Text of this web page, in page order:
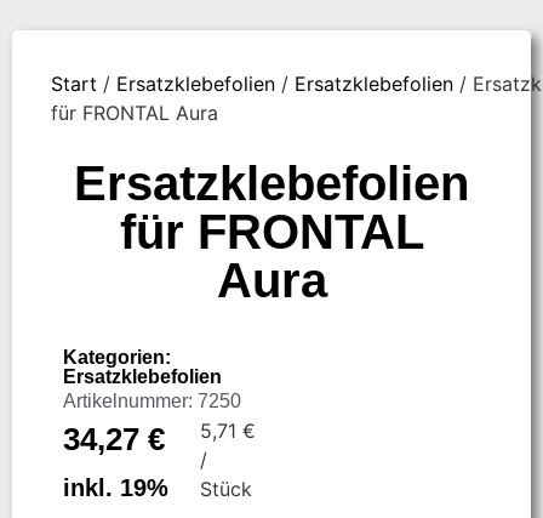
Start / Ersatzklebefolien / Ersatzklebefolien /
für FRONTAL Aura
Ersatzklebefolien
für FRONTAL
Aura
Kategorien:
Ersatzklebefolien
Artikelnummer: 7250
34,27 €
inkl. 19%
5,71€
/
Stück